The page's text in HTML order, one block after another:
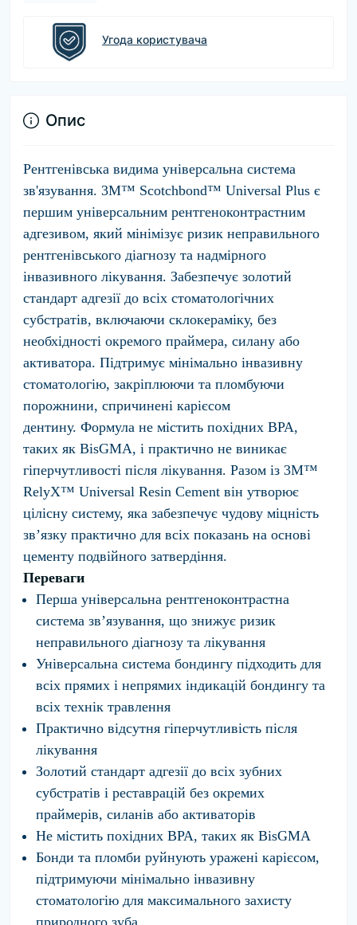
Угода користувача
Опис
Рентгенівська видима універсальна система
зв'язування. 3M™ Scotchbond™ Universal Plus є
першим універсальним рентгеноконтрастним
адгезивом, який мінімізує ризик неправильного
рентгенівського діагнозу та надмірного
інвазивного лікування. Забезпечує золотий
стандарт адгезії до всіх стоматологічних
субстратів, включаючи склокераміку, без
необхідності окремого праймера, силану або
активатора. Підтримує мінімально інвазивну
стоматологію, закріплюючи та пломбуючи
порожнини, спричинені карієсом
дентину. Формула не містить похідних BPA,
таких як BisGMA, і практично не виникає
гіперчутливості після лікування. Разом із 3M™
RelyX™ Universal Resin Cement він утворює
цілісну систему, яка забезпечує чудову міцність
зв’язку практично для всіх показань на основі
цементу подвійного затвердіння.
Переваги
Перша універсальна рентгеноконтрастна
система зв’язування, що знижує ризик
неправильного діагнозу та лікування
Універсальна система бондингу підходить для
всіх прямих і непрямих індикацій бондингу та
всіх технік травлення
Практично відсутня гіперчутливість після
лікування
Золотий стандарт адгезії до всіх зубних
субстратів і реставрацій без окремих
праймерів, силанів або активаторів
Не містить похідних BPA, таких як BisGMA
Бонди та пломби руйнують уражені карієсом,
підтримуючи мінімально інвазивну
стоматологію для максимального захисту
природного зуба